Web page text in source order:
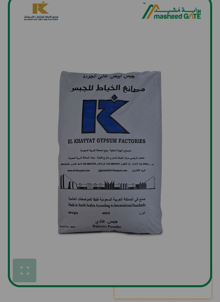
جبس الخيّاط – كيس جبس
أبيض بودرة ٤٠ كجم
أبيض بودرة ٤٠ كجم
Bags